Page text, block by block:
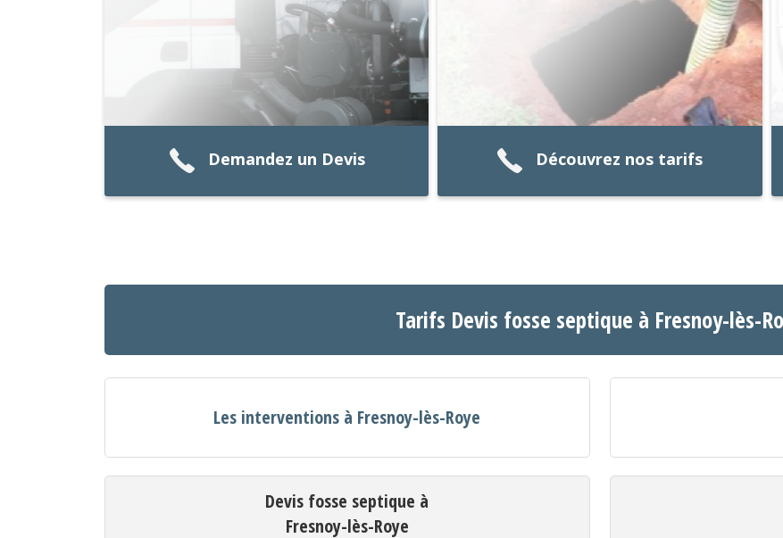
Demandez un Devis Découvrez nos tarifs
Tarifs Devis fosse septique à Fresnoy-lès-
Les interventions à Fresnoy-lès-Roye
Devis fosse septique à
Fresnoy-lès-Roye